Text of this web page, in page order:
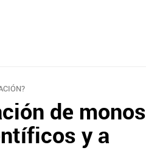
de monos
y a